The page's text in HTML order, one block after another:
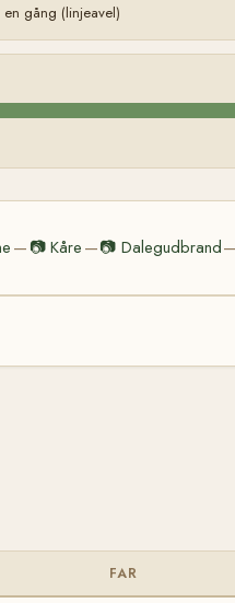
gång (linjeavel)
— 📷Kåre —📷 Dalegudbrand—
FAR